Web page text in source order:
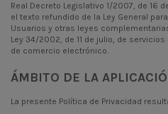
Real Decreto Legislativo 1/2007, de 16
el texto refundido de la Ley General
Usuarios y otras leyes
Ley 34/2002, de 11 de julio, de
de comercio electrónico.
ÁMBITO DE LA
La presente Política de Privacidad